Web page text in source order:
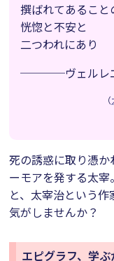
撰ばれてあること
恍惚と不安と
二つわれにあり
────ヴェルレ
（
死の誘惑に取り憑
ーモアを発する太
と、太宰治という
気がしませんか？
エピグラフ、学ぶ